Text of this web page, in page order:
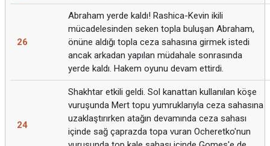
26
Abraham yerde kaldı! Rashica-Kevin ikili
mücadelesinden seken topla buluşan Abraham,
önüne aldığı topla ceza sahasına girmek istedi
ancak arkadan yapılan müdahale sonrasında
yerde kaldı. Hakem oyunu devam ettirdi.
24
Shakhtar etkili geldi. Sol kanattan kullanılan köşe
vuruşunda Mert topu yumruklarıyla ceza sahasına
uzaklaştırırken atağın devamında ceza sahası
içinde sağ çaprazda topa vuran Ocheretko'nun